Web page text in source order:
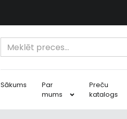
Sākums
Par
mums
Preču
katalogs